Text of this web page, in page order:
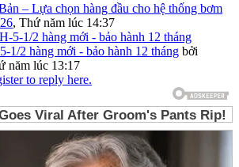
– Lựa chọn hàng đầu cho hệ thống bơm
, Thứ năm lúc 14:37
1/2 hàng mới - bảo hành 12 tháng bởi
năm lúc 13:17
to reply here.